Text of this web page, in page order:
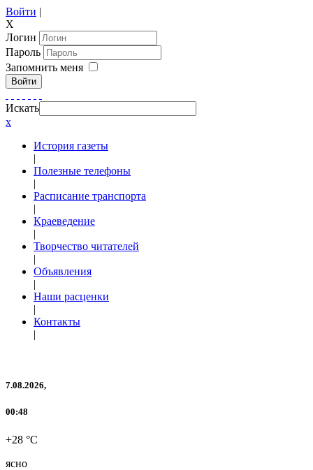
Войти |
X
Логин
Пароль
Запомнить меня
Войти
Искать
x
История газеты
|
Полезные телефоны
|
Расписание транспорта
|
Краеведение
|
Творчество читателей
|
Объявления
|
Наши расценки
|
Контакты
|
7.08.2026,
00:48
+28 °C
ясно